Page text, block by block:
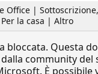
Office |
la casa | Altro
bloccata. Questa
community del
È possibile